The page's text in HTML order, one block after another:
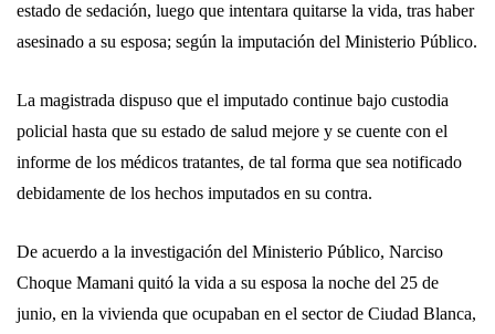
estado de sedación, luego que intentara quitarse la vida, tras haber
asesinado a su esposa; según la imputación del Ministerio Público.
La magistrada dispuso que el imputado continue bajo custodia
policial hasta que su estado de salud mejore y se cuente con el
informe de los médicos tratantes, de tal forma que sea notificado
debidamente de los hechos imputados en su contra.
De acuerdo a la investigación del Ministerio Público, Narciso
Choque Mamani quitó la vida a su esposa la noche del 25 de
junio, en la vivienda que ocupaban en el sector de Ciudad Blanca,